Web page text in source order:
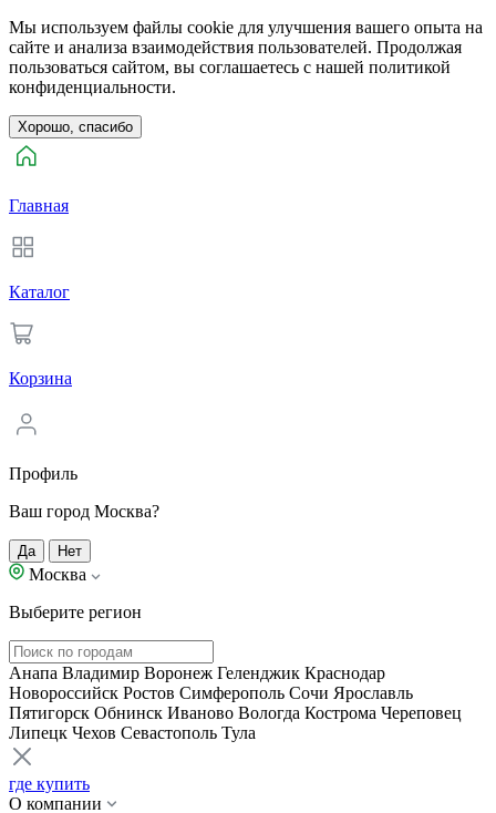
Мы используем файлы cookie для улучшения вашего опыта на
сайте и анализа взаимодействия пользователей. Продолжая
пользоваться сайтом, вы соглашаетесь с нашей политикой
конфиденциальности.
Хорошо, спасибо
Главная
Каталог
Корзина
Профиль
Ваш город Москва?
Да Нет
Москва
Выберите регион
Анапа Владимир Воронеж Геленджик Краснодар
Новороссийск Ростов Симферополь Сочи Ярославль
Пятигорск Обнинск Иваново Вологда Кострома Череповец
Липецк Чехов Севастополь Тула
где купить
О компании